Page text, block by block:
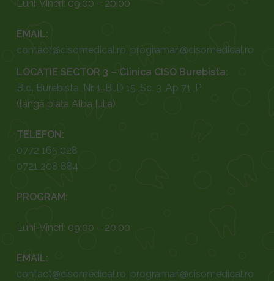
Luni-Vineri: 09:00 – 20:00
EMAIL:
contact@cisomedical.ro, programari@cisomedical.ro
LOCAȚIE SECTOR 3 – Clinica CISO Burebista:
Bld. Burebista ,Nr. 1, Bl.D 15 ,Sc. 3 ,Ap 71 ,P
(lângă piața Alba Iulia)
TELEFON:
0772 165 028
0721 208 884
PROGRAM:
Luni-Vineri: 09:00 – 20:00
EMAIL:
contact@cisomedical.ro, programari@cisomedical.ro